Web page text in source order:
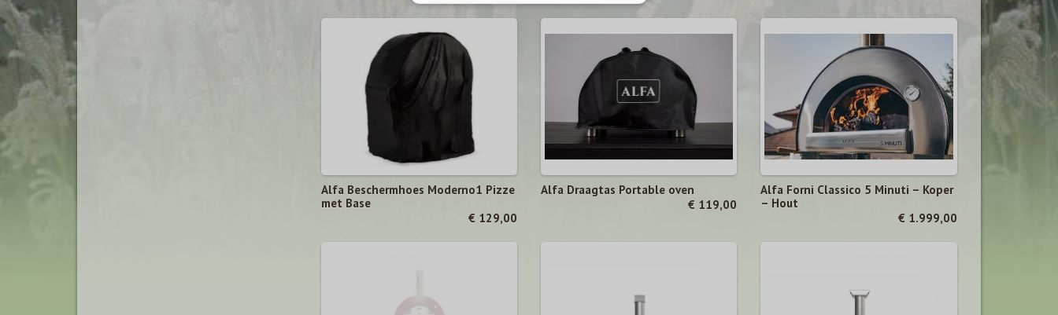
Alfa Beschermhoes Moderno1 Pizze
met Base
€ 129,00
Alfa Draagtas Portable oven
€ 119,00
Alfa Forni Classico 5 Minuti – Koper
– Hout
€ 1.999,00